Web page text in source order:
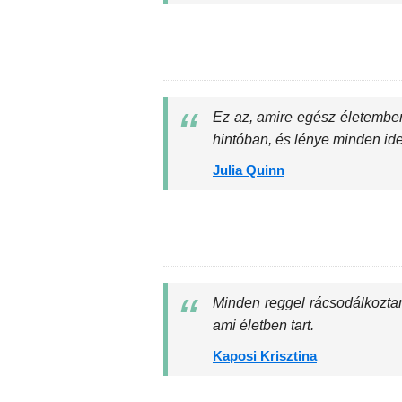
Ez az, amire egész
hintóban, és lénye minden
Julia Quinn
Minden reggel
ami életben tart.
Kaposi Krisztina